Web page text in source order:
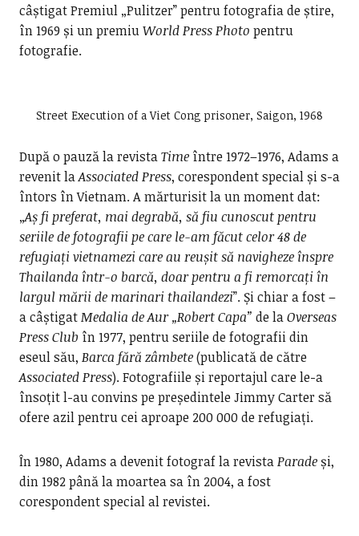
câștigat Premiul „Pulitzer” pentru fotografia de știre,
în 1969 și un premiuWorld Press Photo pentru
fotografie.
Street Execution of a Viet Cong prisoner, Saigon, 1968
După o pauză la revistaTimeîntre 1972–1976, Adams a
revenit laAssociated Press, corespondent special și s-a
întors în Vietnam. A mărturisit la un moment dat:
„Aș fi preferat, mai degrabă, să fiu cunoscut pentru
seriile de fotografii pe care le-am făcut celor 48 de
refugiați vietnamezi care au reușit să navigheze înspre
Thailanda într-o barcă, doar pentru a fi remorcați în
largul mării de marinari thailandezi”. Și chiar a fost –
a câștigatMedalia de Aur „Robert Capa” de laOverseas
Press Club în 1977, pentru seriile de fotografii din
eseul său, Barca fără zâmbete(publicată de către
Associated Press). Fotografiile și reportajul care le-a
însoțit l-au convins pe președintele Jimmy Carter să
ofere azil pentru cei aproape 200 000 de refugiați.
În 1980, Adams a devenit fotograf la revistaParadeși,
din 1982 până la moartea sa în 2004, a fost
corespondent special al revistei.